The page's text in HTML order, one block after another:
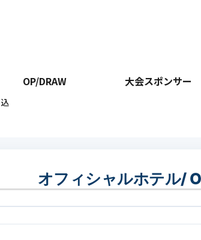
OP/DRAW 大会スポンサー
オフィシャルホテル/